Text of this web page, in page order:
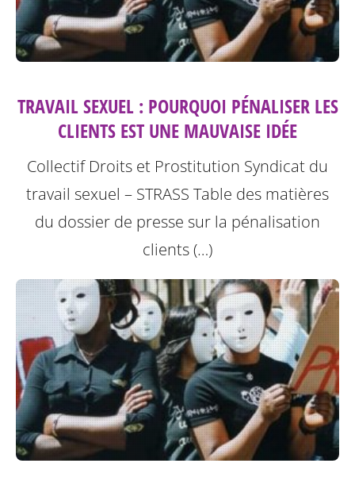
TRAVAIL SEXUEL : POURQUOI PÉNALISER LES
CLIENTS EST UNE MAUVAISE IDÉE
Collectif Droits et Prostitution Syndicat du
travail sexuel – STRASS Table des matières
du dossier de presse sur la pénalisation
clients (…)